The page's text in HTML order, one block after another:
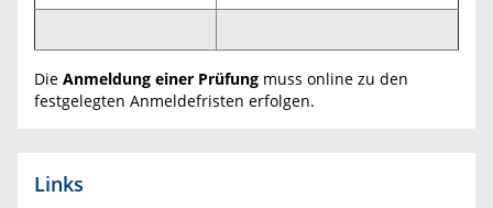
Die Anmeldung einer Prüfung muss online zu den
festgelegten Anmeldefristen erfolgen.
Links